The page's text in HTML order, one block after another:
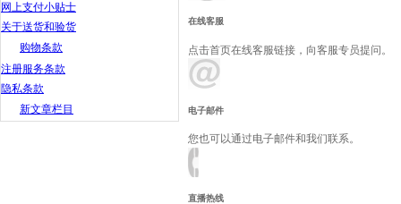
网上支付小贴士
关于送货和验货
购物条款
注册服务条款
隐私条款
新文章栏目
在线客服
点击首页在线客服链接，向客服专员提问。
电子邮件
您也可以通过电子邮件和我们联系。
直播热线